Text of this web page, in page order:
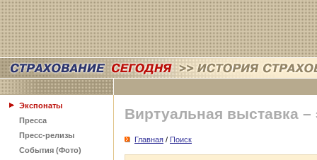
Экспонаты
Пресса
Пресс-релизы
События (Фото)
Виртуальная выставка –
Главная / Поиск